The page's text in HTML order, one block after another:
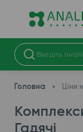
Головна Ціни
Гадячі